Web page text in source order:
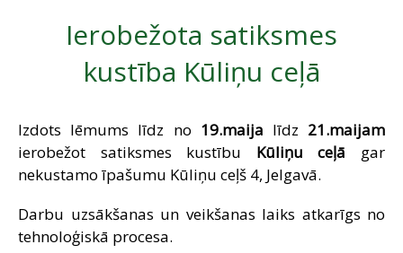
SAZIŅA
Ierobežota satiksmes
kustība Kūliņu ceļā
Izdots lēmums līdz no 19.maija līdz 21.maijam
ierobežot satiksmes kustību Kūliņu ceļā gar
nekustamo īpašumu Kūliņu ceļš 4, Jelgavā.
Darbu uzsākšanas un veikšanas laiks atkarīgs no
tehnoloģiskā procesa.